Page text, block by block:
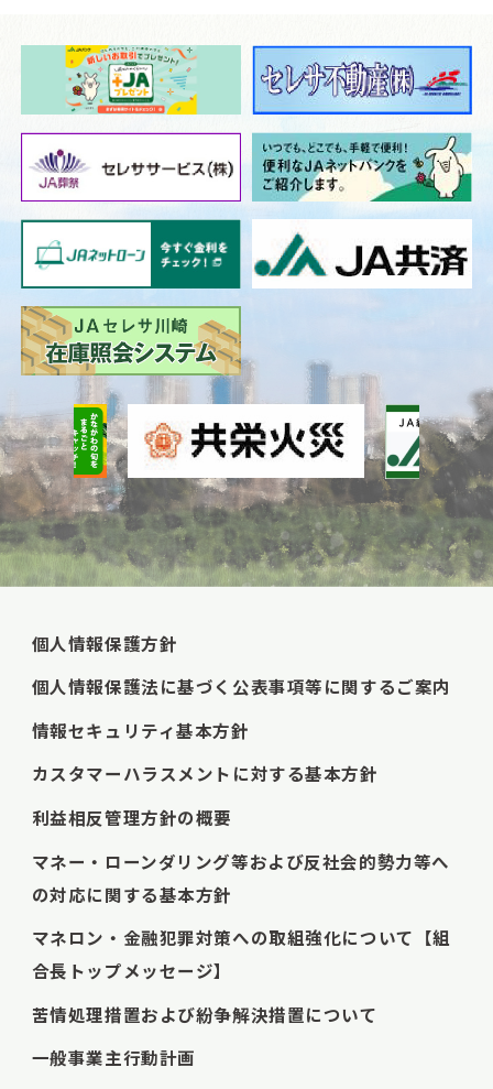
個人情報保護方針
個人情報保護法に基づく公表事項等に関するご案内
情報セキュリティ基本方針
カスタマーハラスメントに対する基本方針
利益相反管理方針の概要
マネー・ローンダリング等および反社会的勢力等へ
の対応に関する基本方針
マネロン・金融犯罪対策への取組強化について【組
合長トップメッセージ】
苦情処理措置および紛争解決措置について
一般事業主行動計画